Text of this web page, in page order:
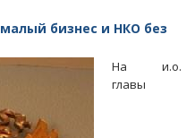
бизнес и НКО без
На и.о.
главы